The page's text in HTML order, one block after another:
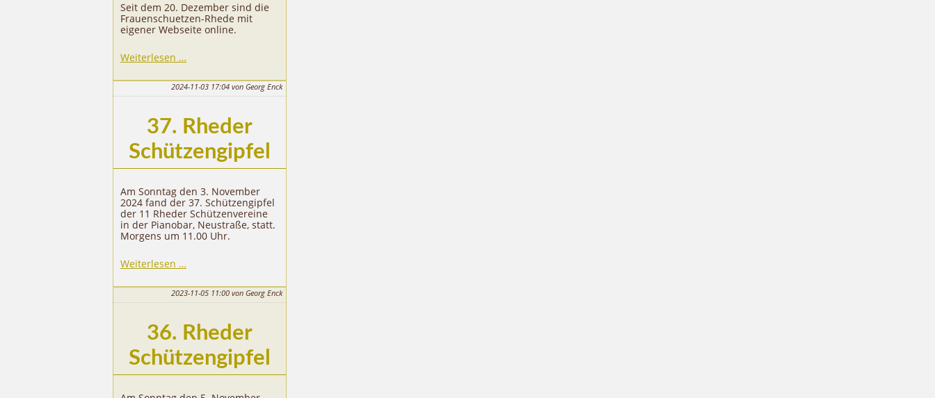
Seit dem 20. Dezember sind die
Frauenschuetzen-Rhede mit
eigener Webseite online.
Weiterlesen …
2024-11-03 17:04 von Georg Enck
37. Rheder
Schützengipfel
Am Sonntag den 3. November
2024 fand der 37. Schützengipfel
der 11 Rheder Schützenvereine
in der Pianobar, Neustraße, statt.
Morgens um 11.00 Uhr.
Weiterlesen …
Schützengipfel
2023-11-05 11:00 von Georg Enck
36. Rheder
Schützengipfel